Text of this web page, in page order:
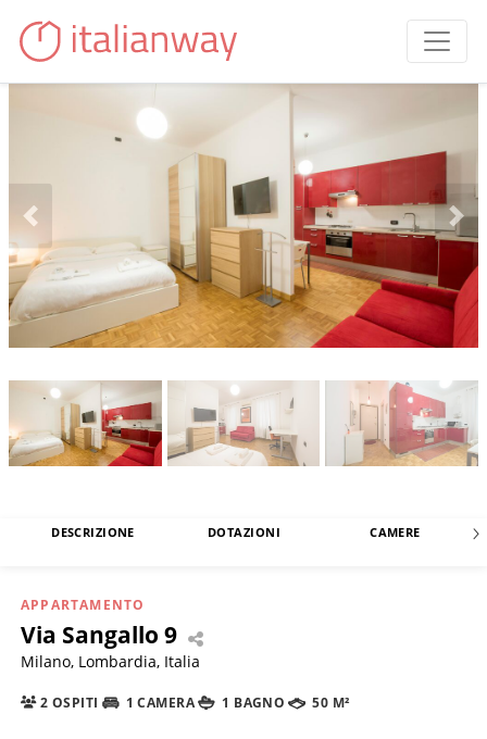
DESCRIZIONE DOTAZIONI CAMERE
APPARTAMENTO
Via Sangallo 9
Milano, Lombardia, Italia
2 OSPITI 1 CAMERA 1 BAGNO 50 M²